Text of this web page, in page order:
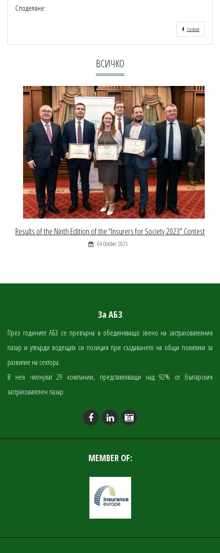
Споделяне:
Facebook
ВСИЧКО
Results of the Ninth Edition of the “Insurers for Society 2023” Contest
04 October 2023
За АБЗ
През годините АБЗ се превърна в обединяващо звено на застрахователния
пазар и утвърди водещата си позиция при създаването на общи политики за
развитие на сектора.
В нея членуват 29 компании, представляващи над 92% от българския
застрахователен пазар.
MEMBER OF: